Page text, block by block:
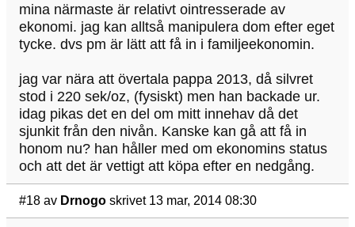
mina närmaste är relativt ointresserade av
ekonomi. jag kan alltså manipulera dom efter eget
tycke. dvs pm är lätt att få in i familjeekonomin.
jag var nära att övertala pappa 2013, då silvret
stod i 220 sek/oz, (fysiskt) men han backade ur.
idag pikas det en del om mitt innehav då det
sjunkit från den nivån. Kanske kan gå att få in
honom nu? han håller med om ekonomins status
och att det är vettigt att köpa efter en nedgång.
#18 av Drnogo skrivet 13 mar, 2014 08:30